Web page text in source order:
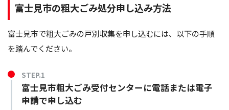
富士見市の粗大ごみ処分申し込み方法
富士見市で粗大ごみの戸別収集を申し込むには、以下の手順
を踏んでください。
STEP.1
富士見市粗大ごみ受付センターに電話または電子
申請で申し込む